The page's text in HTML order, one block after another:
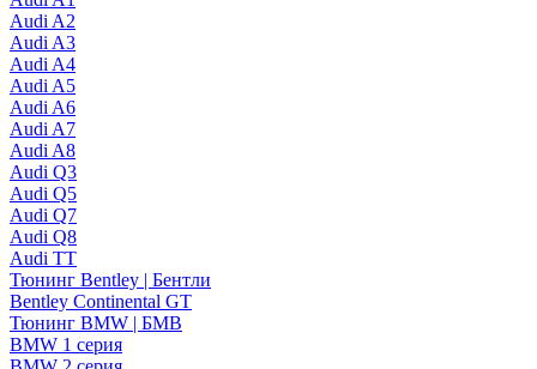
Audi A2
Audi A3
Audi A4
Audi A5
Audi A6
Audi A7
Audi A8
Audi Q3
Audi Q5
Audi Q7
Audi Q8
Audi TT
Тюнинг Bentley | Бентли
Bentley Continental GT
Тюнинг BMW | БМВ
BMW 1 серия